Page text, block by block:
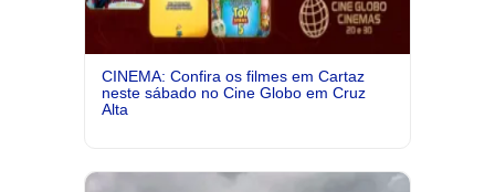
CINEMA: Confira os filmes em Cartaz
neste sábado no Cine Globo em Cruz
Alta